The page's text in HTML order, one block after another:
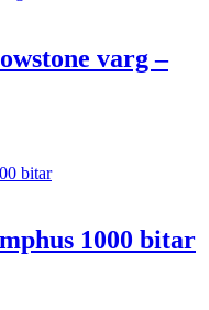
varg –
1000 bitar